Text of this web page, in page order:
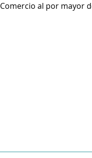
Comercio al por mayor